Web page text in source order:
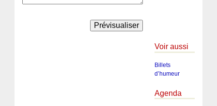
Voir aussi
Billets
d’humeur
Agenda